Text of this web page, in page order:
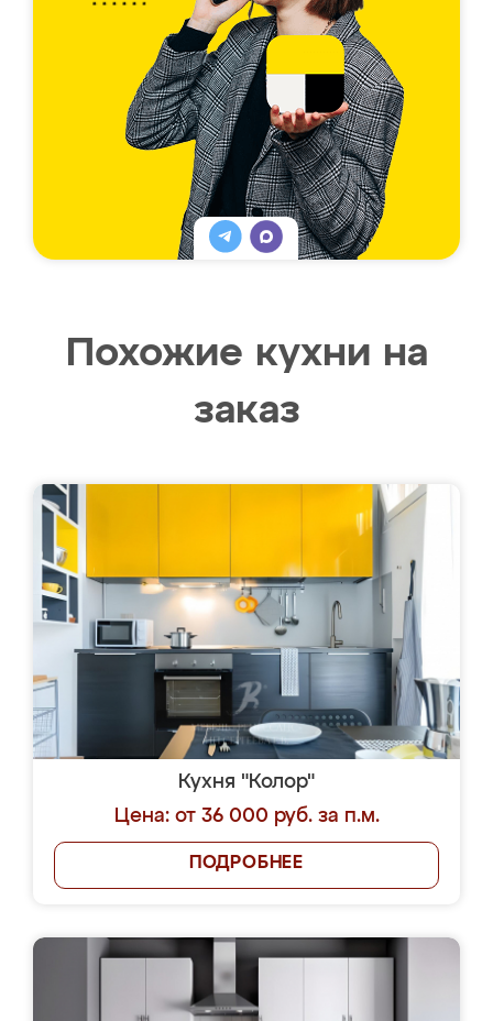
Похожие кухни на
заказ
Кухня "Колор"
Цена: от 36 000 руб. за п.м.
ПОДРОБНЕЕ